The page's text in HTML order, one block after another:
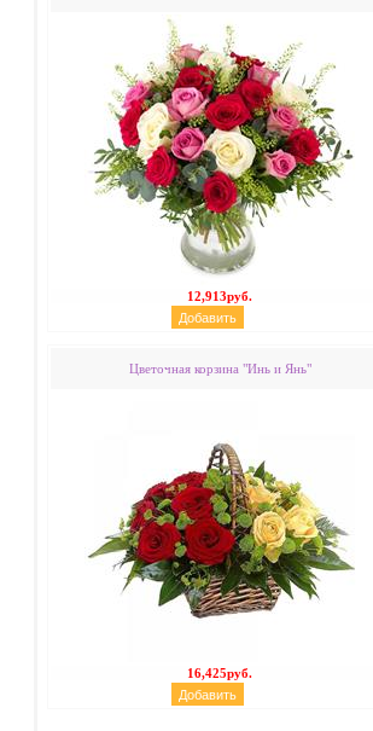
12,913руб.
Цветочная корзина "Инь и Янь"
16,425руб.